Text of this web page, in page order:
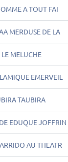
A TOUT FAI
MERDUSE DE LA
MELUCHE
EMERVEIL
TAUBIRA
EDUQUE JOFFRIN
AU THEATR